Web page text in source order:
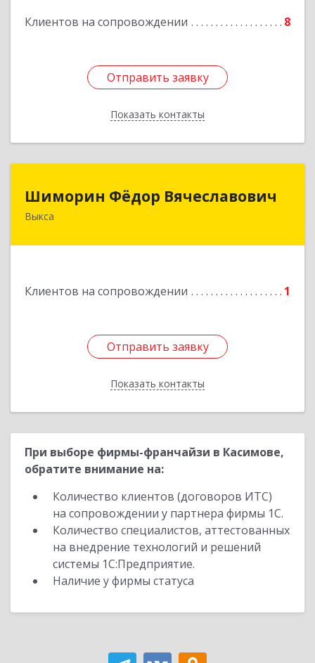
Клиентов на сопровождении 8
Отправить заявку
Показать контакты
Подробнее
Отправить заявку
Назад
Шиморин Фёдор Вячеславович
Выкса
Клиентов на сопровождении 1
Отправить заявку
Показать контакты
Шиморин Фёдор Вячеславович
Отправить заявку
Назад
При выборе фирмы-франчайзи в Касимове,
обратите внимание на:
Количество клиентов (договоров ИТС)
на сопровождении у партнера фирмы 1С.
Количество специалистов, аттестованных
на внедрение технологий и решений
системы 1С:Предприятие.
Наличие у фирмы статуса